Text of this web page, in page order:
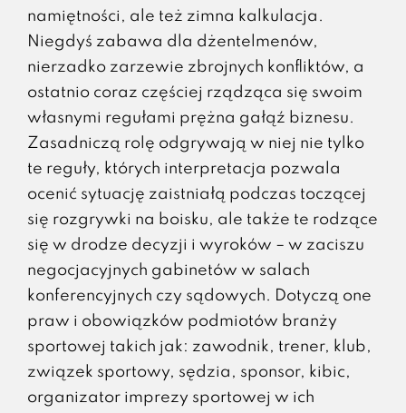
namiętności, ale też zimna kalkulacja.
Niegdyś zabawa dla dżentelmenów,
nierzadko zarzewie zbrojnych konfliktów, a
ostatnio coraz częściej rządząca się swoim
własnymi regułami prężna gałąź biznesu.
Zasadniczą rolę odgrywają w niej nie tylko
te reguły, których interpretacja pozwala
ocenić sytuację zaistniałą podczas toczącej
się rozgrywki na boisku, ale także te rodzące
się w drodze decyzji i wyroków – w zaciszu
negocjacyjnych gabinetów w salach
konferencyjnych czy sądowych. Dotyczą one
praw i obowiązków podmiotów branży
sportowej takich jak: zawodnik, trener, klub,
związek sportowy, sędzia, sponsor, kibic,
organizator imprezy sportowej w ich